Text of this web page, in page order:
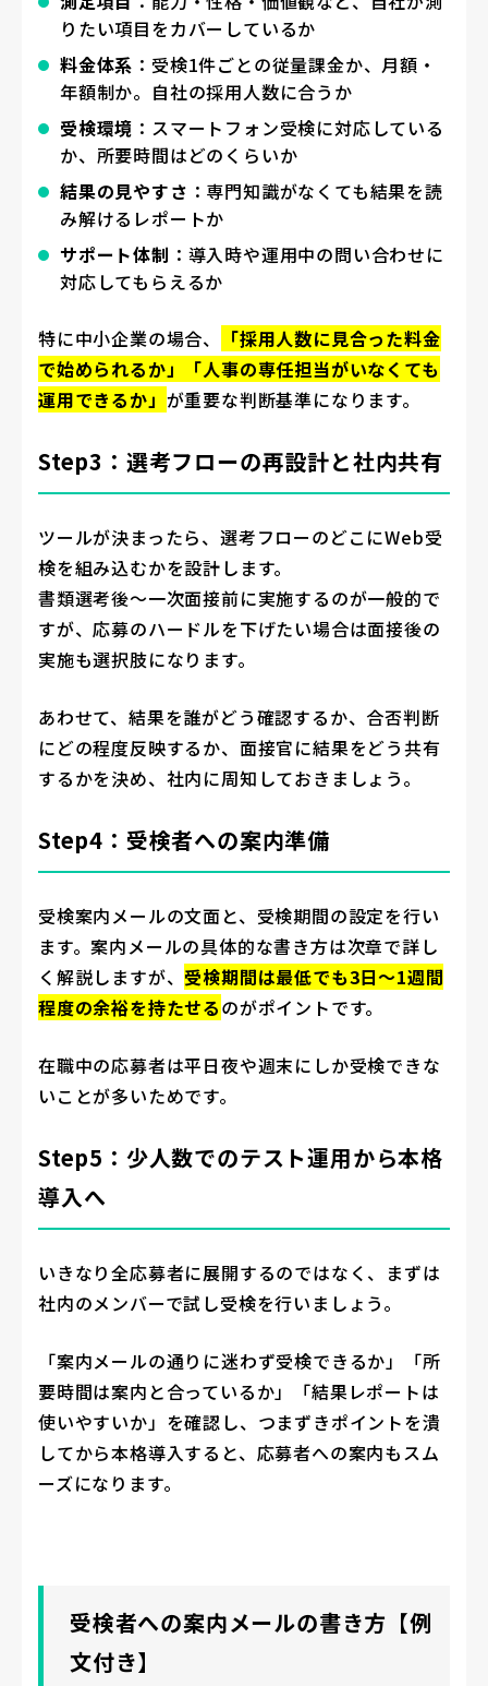
りたい項目をカバーしているか
料金体系 ：受検1件ごとの従量課金か、月額・
年額制か。自社の採用人数に合うか
受検環境 ：スマートフォン受検に対応している
か、所要時間はどのくらいか
結果の見やすさ ：専門知識がなくても結果を読
み解けるレポートか
サポート体制 ：導入時や運用中の問い合わせに
対応してもらえるか
特に中小企業の場合、
「採用人数に見合った料金
で始められるか」「人事の専任担当がいなくても
運用できるか」 が重要な判断基準になります。
Step3：選考フローの再設計と社内共有
ツールが決まったら、選考フローのどこにWeb受
検を組み込むかを設計します。
書類選考後〜一次面接前に実施するのが一般的で
すが、応募のハードルを下げたい場合は面接後の
実施も選択肢になります。
あわせて、結果を誰がどう確認するか、合否判断
にどの程度反映するか、面接官に結果をどう共有
するかを決め、社内に周知しておきましょう。
Step4：受検者への案内準備
受検案内メールの文面と、受検期間の設定を行い
ます。案内メールの具体的な書き方は次章で詳し
く解説しますが、 受検期間は最低でも3日〜1週間
程度の余裕を持たせるのがポイントです。
在職中の応募者は平日夜や週末にしか受検できな
いことが多いためです。
Step5：少人数でのテスト運用から本格
導入へ
いきなり全応募者に展開するのではなく、まずは
社内のメンバーで試し受検を行いましょう。
「案内メールの通りに迷わず受検できるか」「所
要時間は案内と合っているか」「結果レポートは
使いやすいか」を確認し、つまずきポイントを潰
してから本格導入すると、応募者への案内もスム
ーズになります。
受検者への案内メールの書き方【例
文付き】